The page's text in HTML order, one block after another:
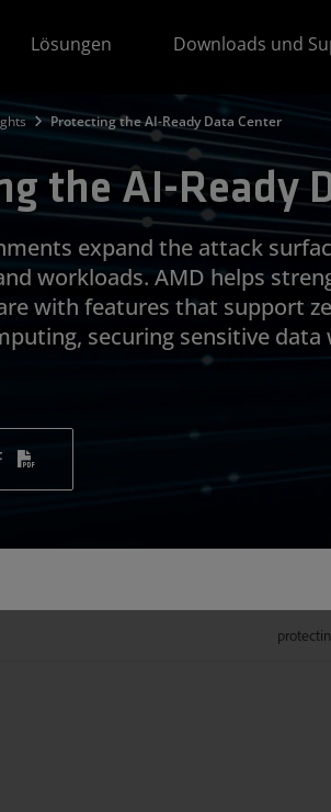
Lösungen Downloads und
Protecting the AI-Ready Data Center
the AI-Ready
expand the attack
workloads. AMD helps
with features that support
securing sensitive